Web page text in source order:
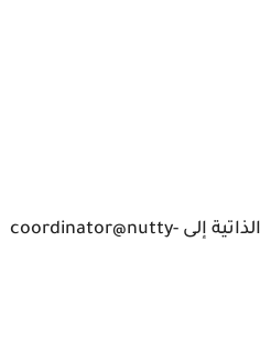
تعليمات التقديم: إذا كنت تستوفي هذه المتطلبات، يرجى إرسال سيرتك الذاتية إلى coordinator@nutty-